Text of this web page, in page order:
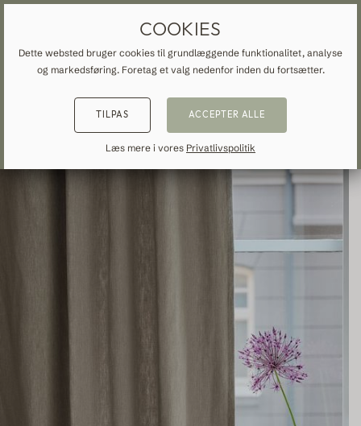
MADE-TO-MEASURE
ABOUT VEOLIN
START ALLE GARDINER
COOKIES
Dette websted bruger cookies til grundlæggende funktionalitet, analyse
og markedsføring. Foretag et valg nedenfor inden du fortsætter.
TILPAS ACCEPTER ALLE
Læs mere i vores Privatlivspolitik